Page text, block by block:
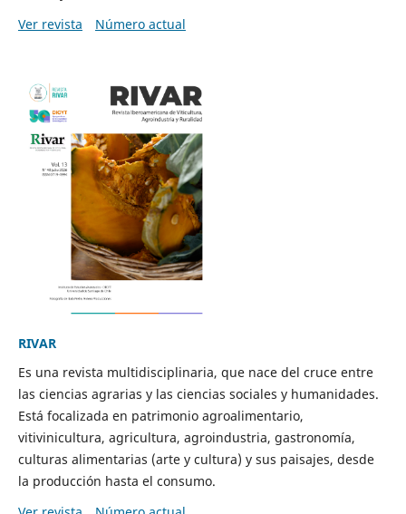
Ver revista
Número actual
RIVAR
Es una revista multidisciplinaria, que nace del cruce entre
las ciencias agrarias y las ciencias sociales y humanidades.
Está focalizada en patrimonio agroalimentario,
vitivinicultura, agricultura, agroindustria, gastronomía,
culturas alimentarias (arte y cultura) y sus paisajes, desde
la producción hasta el consumo.